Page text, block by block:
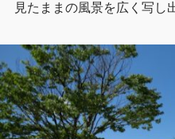
見たままの風景を広く写し